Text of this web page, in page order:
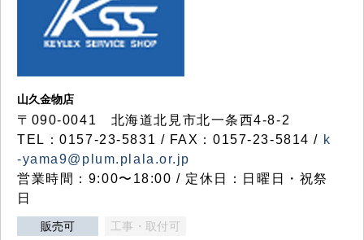
山久金物店
〒090-0041 北海道北見市北一条西4-8-2
TEL：0157-23-5831 / FAX：0157-23-5814 / k
-yama9@plum.plala.or.jp
営業時間：9:00〜18:00 / 定休日：日曜日・祝祭
日
販売可 工事・取付可